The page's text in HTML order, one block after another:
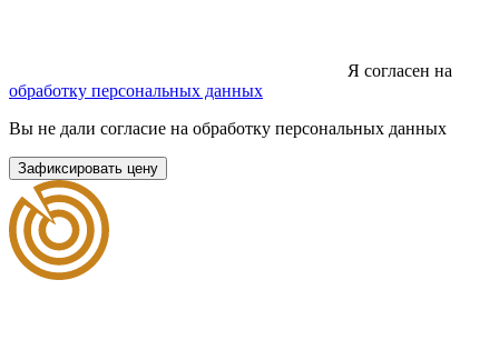
Я согласен на
обработку персональных данных
Вы не дали согласие на обработку персональных данных
Зафиксировать цену